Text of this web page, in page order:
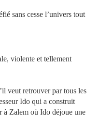
sans cesse l’univers tout
violente et tellement
veut retrouver par tous les
Ido qui a construit
à Zalem où Ido déjoue une